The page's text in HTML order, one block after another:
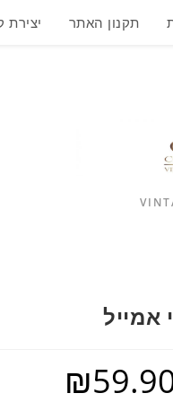
תקנון האתר יצירת
₪